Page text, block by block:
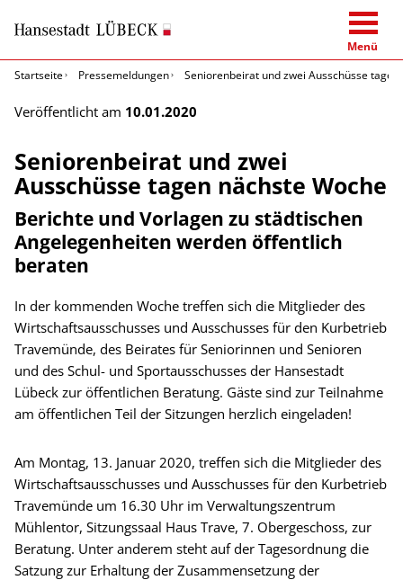
Menü
Startseite
Pressemeldungen Seniorenbeirat und zwei Ausschüsse tagen
Veröffentlicht am 10.01.2020
Seniorenbeirat und zwei
Ausschüsse tagen nächste Woche
Berichte und Vorlagen zu städtischen
Angelegenheiten werden öffentlich
beraten
In der kommenden Woche treffen sich die Mitglieder des
Wirtschaftsausschusses und Ausschusses für den Kurbetrieb
Travemünde, des Beirates für Seniorinnen und Senioren
und des Schul- und Sportausschusses der Hansestadt
Lübeck zur öffentlichen Beratung. Gäste sind zur Teilnahme
am öffentlichen Teil der Sitzungen herzlich eingeladen!
Am Montag, 13. Januar 2020, treffen sich die Mitglieder des
Wirtschaftsausschusses und Ausschusses für den Kurbetrieb
Travemünde um 16.30 Uhr im Verwaltungszentrum
Mühlentor, Sitzungssaal Haus Trave, 7. Obergeschoss, zur
Beratung. Unter anderem steht auf der Tagesordnung die
Satzung zur Erhaltung der Zusammensetzung der